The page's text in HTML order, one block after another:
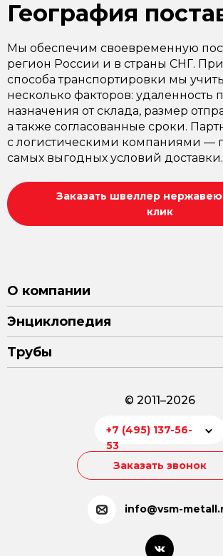
География
Мы обеспечим своевременную
регион России и в страны СНГ.
способа транспортировки мы
несколько факторов: удаленность
назначения от склада, размер
а также согласованные сроки.
с логистическими компаниями —
самых выгодных условий доставки.
Заказать швеллер
клик
О компании
Энциклопедия
Трубы
© 2011–2026
+7 (495) 137-56-
53
Заказать звонок
info@vsm-